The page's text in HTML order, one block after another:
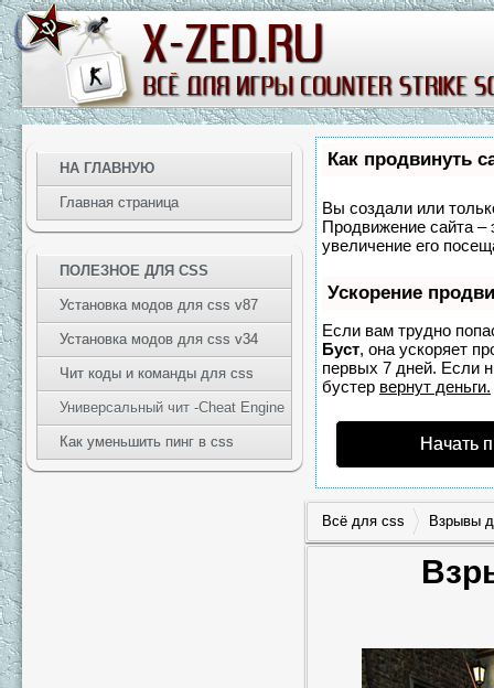
Как продвинуть
Вы создали или
Продвижение сайта –
увеличение его
Ускорение
Если вам трудно
Буст, она ускоряет
первых 7 дней. Если
бустер вернут деньги.
Начать
Всё для css Взрывы
НА ГЛАВНУЮ
Главная страница
ПОЛЕЗНОЕ ДЛЯ CSS
Установка модов для css v87
Установка модов для css v34
Чит коды и команды для css
Универсальный чит -Cheat Engine
Как уменьшить пинг в css